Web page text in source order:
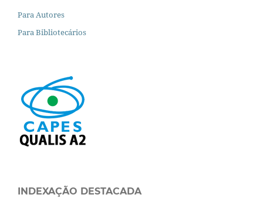
Para Autores
Para Bibliotecários
INDEXAÇÃO DESTACADA